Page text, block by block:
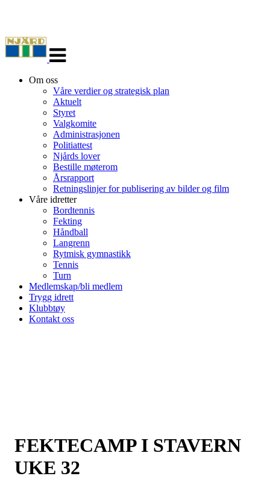
navigasjon
Om oss
Våre verdier og strategisk plan
Aktuelt
Styret
Valgkomite
Administrasjonen
Politiattest
Njårds lover
Bestille møterom
Årsrapport
Retningslinjer for publisering av bilder og film
Våre idretter
Bordtennis
Fekting
Håndball
Langrenn
Rytmisk gymnastikk
Tennis
Turn
Medlemskap/bli medlem
Trygg idrett
Klubbtøy
Kontakt oss
FEKTECAMP I STAVERN
UKE 32